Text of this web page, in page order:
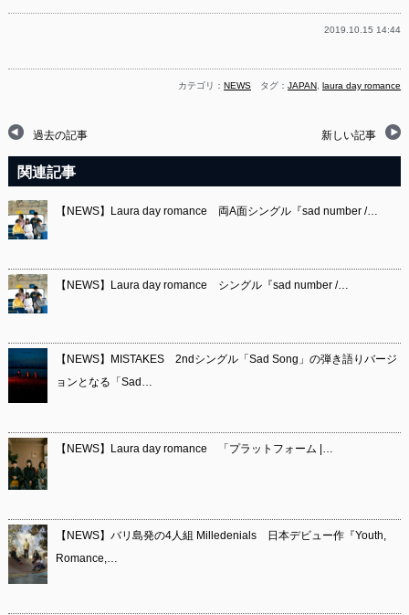
2019.10.15 14:44
カテゴリ：NEWS タグ：JAPAN ,laura day romance
過去の記事 新しい記事
関連記事
【NEWS】Laura day romance 両A面シングル『sad number /…
【NEWS】Laura day romance シングル『sad number /…
【NEWS】MISTAKES 2ndシングル「Sad Song」の弾き語りバージ
ョンとなる「Sad…
【NEWS】Laura day romance 「プラットフォーム |…
【NEWS】バリ島発の4人組 Milledenials 日本デビュー作『Youth,
Romance,…